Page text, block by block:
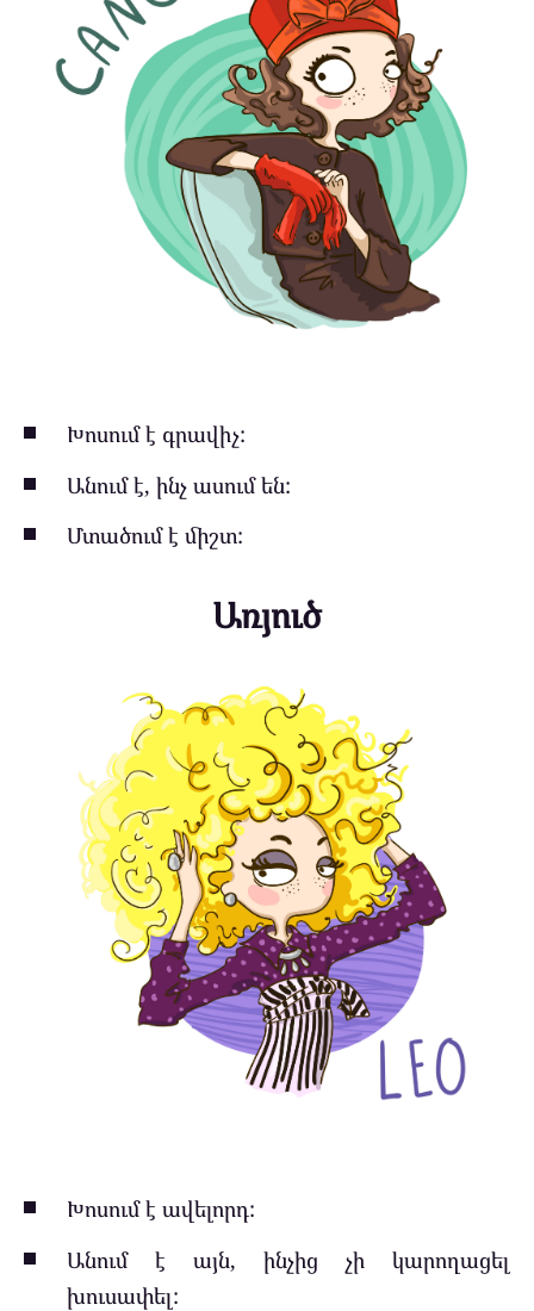
Խոսում է գրավիչ:
Անում է, ինչ ասում են:
Մտածում է միշտ:
Առյուծ
Խոսում է ավելորդ:
Անում է այն, ինչից չի կարողացել
խուսափել: